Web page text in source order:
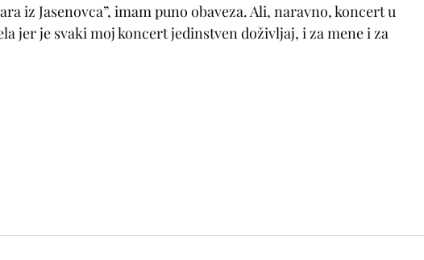
iz Jasenovca”, imam puno obaveza. Ali, naravno, koncert u
jer je svaki moj koncert jedinstven doživljaj, i za mene i za